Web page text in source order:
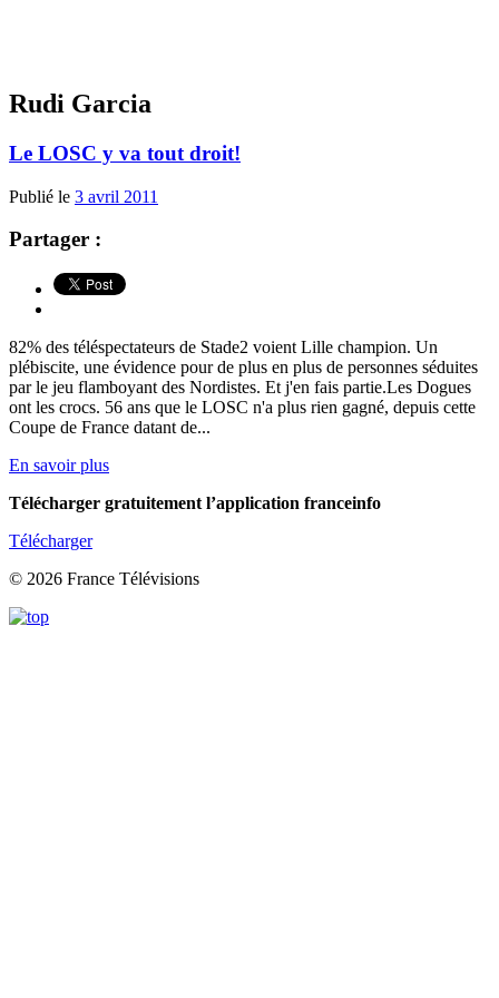
Rudi Garcia
Le LOSC y va tout droit!
Publié le 3 avril 2011
Partager :
82% des téléspectateurs de Stade2 voient Lille champion. Un
plébiscite, une évidence pour de plus en plus de personnes séduites
par le jeu flamboyant des Nordistes. Et j'en fais partie.Les Dogues
ont les crocs. 56 ans que le LOSC n'a plus rien gagné, depuis cette
Coupe de France datant de...
En savoir plus
Télécharger gratuitement l’application franceinfo
Télécharger
© 2026 France Télévisions